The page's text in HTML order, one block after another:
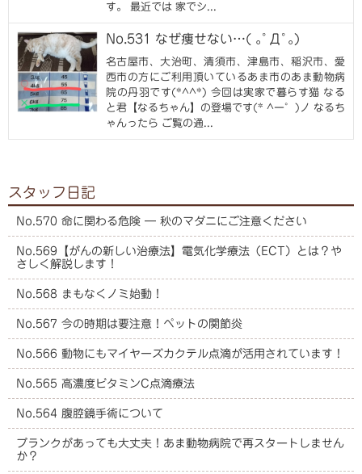
す。 最近では 家でシ...
No.531 なぜ痩せない…( ｡ﾟДﾟ｡)
名古屋市、大治町、清須市、津島市、稲沢市、愛
西市の方にご利用頂いているあま市のあま動物病
院の丹羽です(*^^*) 今回は実家で暮らす猫 なる
と君【なるちゃん】の登場です(* ^ー゜)ノ なるち
ゃんったら ご覧の通...
スタッフ日記
No.570 命に関わる危険 ― 秋のマダニにご注意ください
No.569【がんの新しい治療法】電気化学療法（ECT）とは？や
さしく解説します！
No.568 まもなくノミ始動！
No.567 今の時期は要注意！ペットの関節炎
No.566 動物にもマイヤーズカクテル点滴が活用されています！
No.565 高濃度ビタミンC点滴療法
No.564 腹腔鏡手術について
ブランクがあっても大丈夫！あま動物病院で再スタートしません
か？